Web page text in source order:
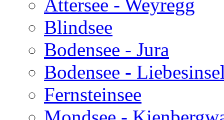
Attersee - Weyregg
Blindsee
Bodensee - Jura
Bodensee -
Fernsteinsee